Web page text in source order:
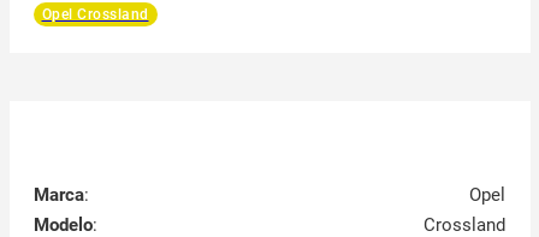
Opel Crossland
Marca:
Opel
Modelo:
Crossland